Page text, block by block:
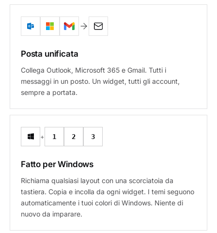
Posta unificata
Collega Outlook, Microsoft 365 e Gmail. Tutti i
messaggi in un posto. Un widget, tutti gli account,
sempre a portata.
+ 1 2 3
Fatto per Windows
Richiama qualsiasi layout con una scorciatoia da
tastiera. Copia e incolla da ogni widget. I temi seguono
automaticamente i tuoi colori di Windows. Niente di
nuovo da imparare.